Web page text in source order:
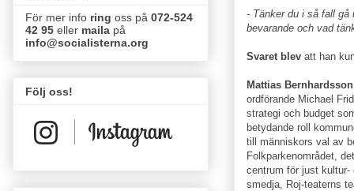
- Tänker du i så fall gå
bevarande och vad
Svaret blev att han
Mattias
ordförande Michael
strategi och budget
betydande roll
till människors val av
Folkparkenområdet,
centrum för just kultur-
smedja, Roj-teaterns
För mer info ring oss på 072-524
42 95 eller maila på
info@socialisterna.org
Följ oss!